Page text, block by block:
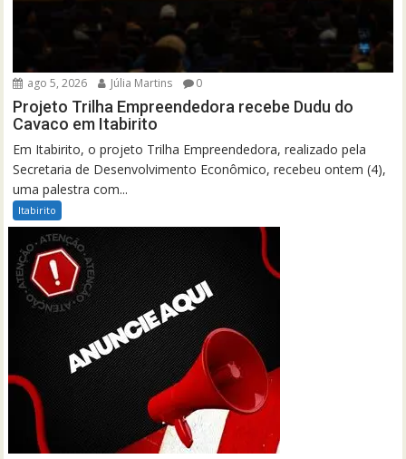
ago 5, 2026 Júlia Martins 0
Projeto Trilha Empreendedora recebe Dudu do
Cavaco em Itabirito
Em Itabirito, o projeto Trilha Empreendedora, realizado pela
Secretaria de Desenvolvimento Econômico, recebeu ontem (4),
uma palestra com...
Itabirito